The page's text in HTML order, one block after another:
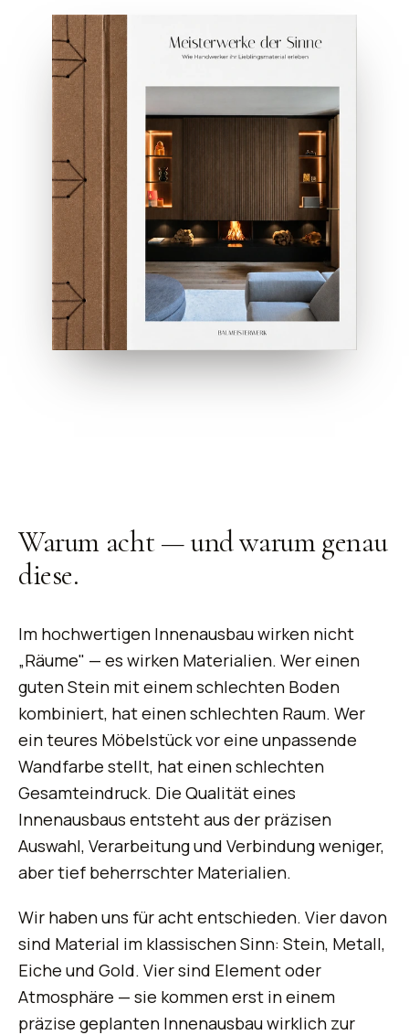
Warum acht —und warum genau
diese.
Im hochwertigen Innenausbau wirken nicht
„Räume" — es wirken Materialien. Wer einen
guten Stein mit einem schlechten Boden
kombiniert, hat einen schlechten Raum. Wer
ein teures Möbelstück vor eine unpassende
Wandfarbe stellt, hat einen schlechten
Gesamteindruck. Die Qualität eines
Innenausbaus entsteht aus der präzisen
Auswahl, Verarbeitung und Verbindung weniger,
aber tief beherrschter Materialien.
Wir haben uns für acht entschieden. Vier davon
sind Material im klassischen Sinn: Stein, Metall,
Eiche und Gold. Vier sind Element oder
Atmosphäre — sie kommen erst in einem
präzise geplanten Innenausbau wirklich zur